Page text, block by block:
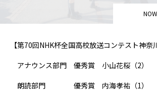
【第70回NHK杯全国高校放送コンテスト神奈
アナウンス部門 優秀賞 小山花桜（2）
朗読部門 優秀賞 内海孝祐（1）